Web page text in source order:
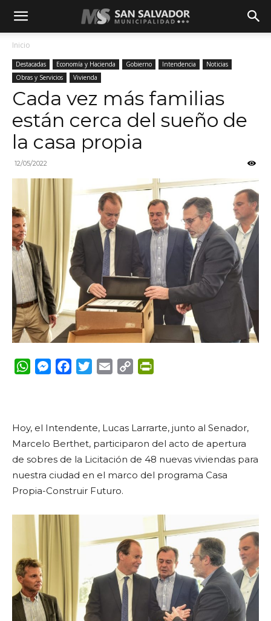
Inicio
Destacadas Economía y Hacienda Gobierno Intendencia
Noticias
Obras y Servicios
Vivienda
Cada vez más familias
están cerca del sueño de
la casa propia
12/05/2022
WhatsApp
Messenger
FacebookTwitterEmail Copy
Hoy, el Intendente, Lucas Larrarte, junto al Senador,
Marcelo Berthet, participaron del acto de apertura
de sobres de la Licitación de 48 nuevas viviendas para
nuestra ciudad en el marco del programa Casa
Propia-Construir Futuro.